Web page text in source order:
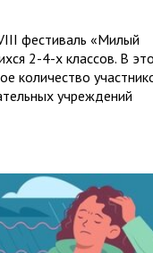
фестиваль «Милый
2-4-х классов. В
количество
учреждений